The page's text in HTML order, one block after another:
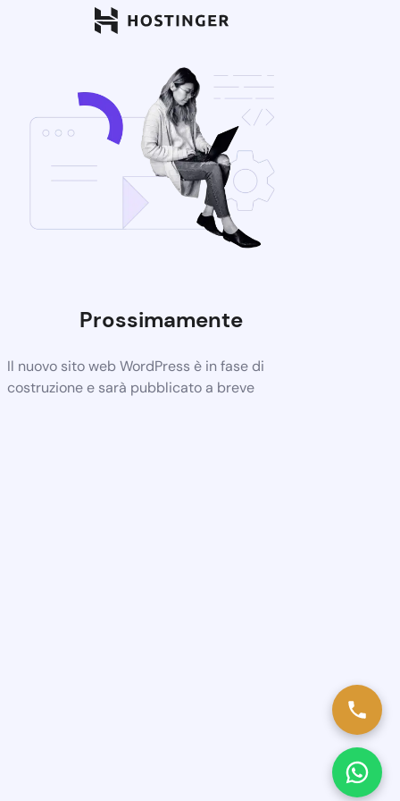
Prossimamente
Il nuovo sito web WordPress è in fase di
costruzione e sarà pubblicato a breve